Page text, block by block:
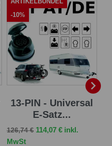
13-PIN - Universal
E-Satz...
Verkaufspreis
126,74 € Preis
114,07 € inkl.
MwSt
-10%
